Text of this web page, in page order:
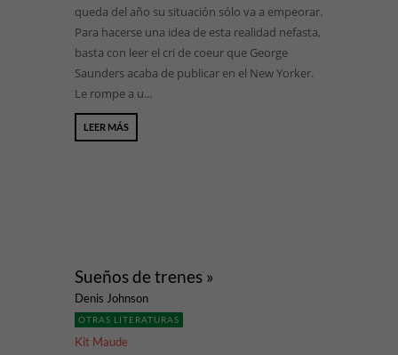
queda del año su situación sólo va a empeorar.
Para hacerse una idea de esta realidad nefasta,
basta con leer el cri de coeur que George
Saunders acaba de publicar en el New Yorker.
Le rompe a u...
LEER MÁS
Sueños de trenes »
Denis Johnson
OTRAS LITERATURAS
Kit Maude